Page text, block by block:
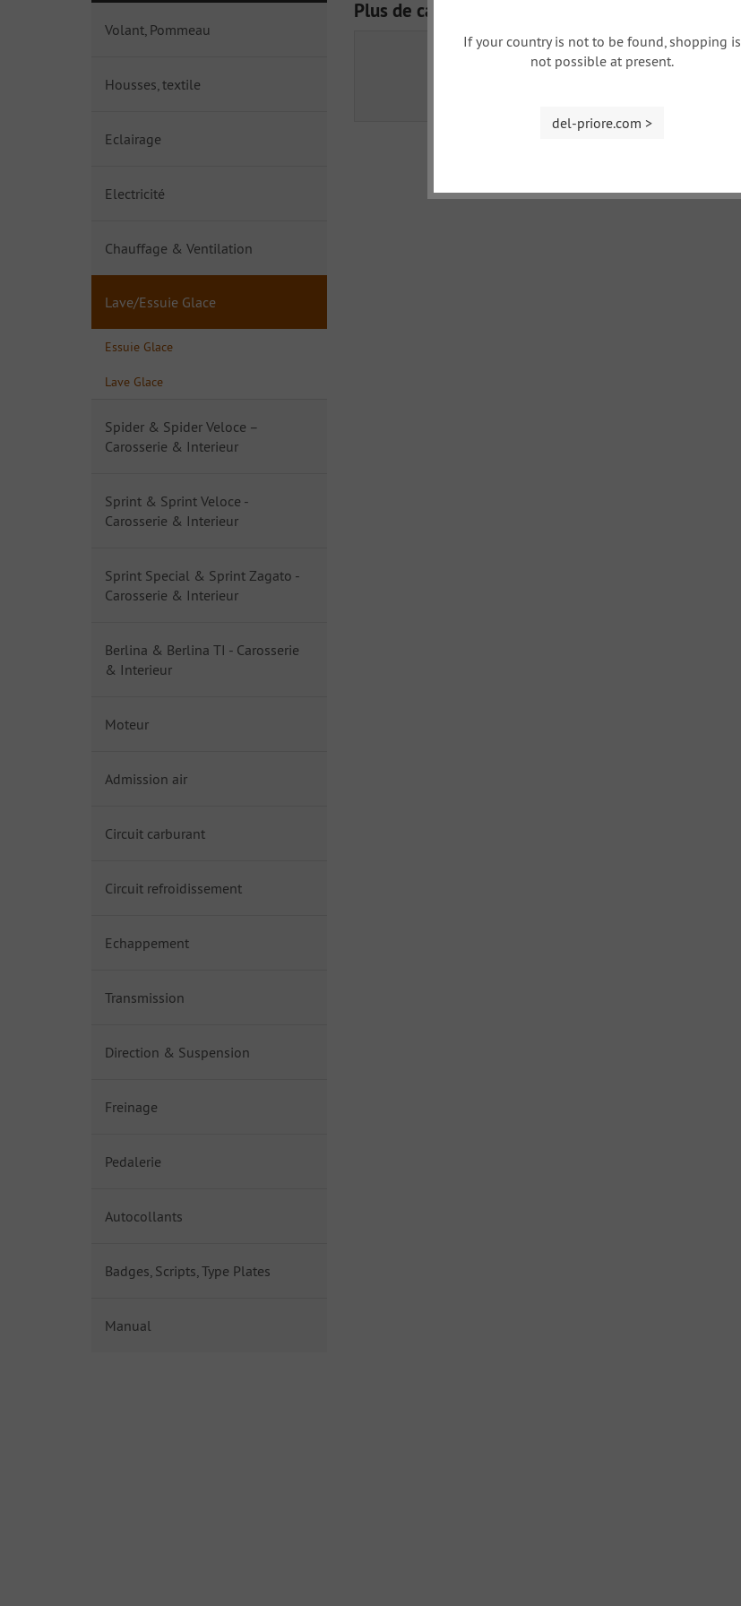
Plus de catégories
Volant, Pommeau
Housses, textile
Eclairage
Electricité
Chauffage & Ventilation
Lave/Essuie Glace
Essuie Glace
Lave Glace
Spider & Spider Veloce –
Carosserie & Interieur
Sprint & Sprint Veloce -
Carosserie & Interieur
Sprint Special & Sprint Zagato -
Carosserie & Interieur
Berlina & Berlina TI - Carosserie
& Interieur
Moteur
Admission air
Circuit carburant
Circuit refroidissement
Echappement
Transmission
Direction & Suspension
Freinage
Pedalerie
Autocollants
Badges, Scripts, Type Plates
Manual
If your country is not to be found, shopping is
not possible at present.
del-priore.com >